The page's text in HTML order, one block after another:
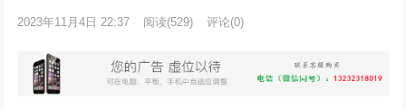
2023年11月4日 22:37 阅读(529) 评论(0)